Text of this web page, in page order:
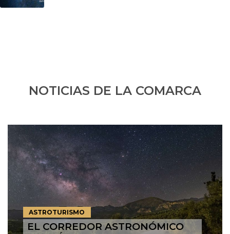
NOTICIAS DE LA COMARCA
ASTROTURISMO
EL CORREDOR ASTRONÓMICO